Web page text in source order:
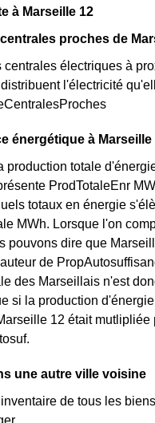
à Marseille 12
proches de
centrales électriques à
l'électricité
énergétique à Marseille
production totale
ProdTotaleEnr
totaux en énergie
MWh. Lorsque l'on
pouvons dire que
de
des Marseillais n'est
si la production d'énergie
12 était mutlipliée
une autre ville voisine
de tous les